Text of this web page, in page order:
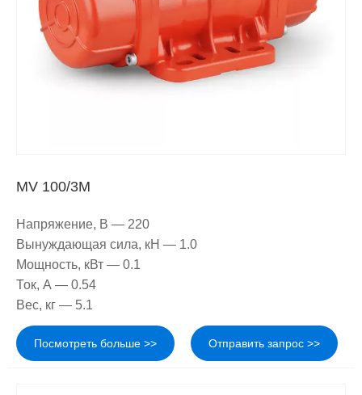
MV 100/3M
Напряжение, В — 220
Вынуждающая сила, кН — 1.0
Мощность, кВт — 0.1
Ток, А — 0.54
Вес, кг — 5.1
Посмотреть больше >> Отправить запрос >>